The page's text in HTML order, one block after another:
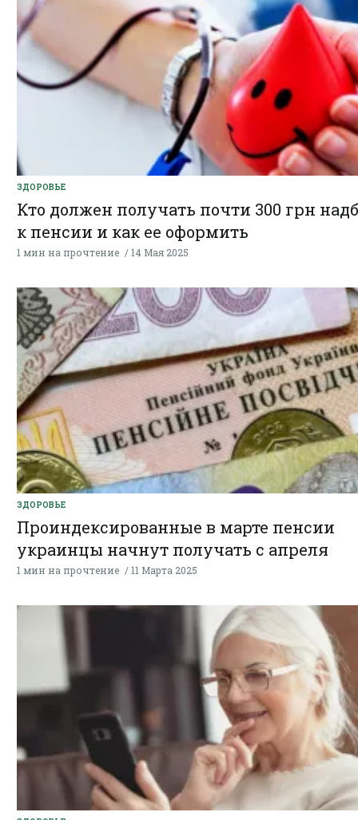
ЗДОРОВЬЕ
Кто должен получать почти 300 грн
к пенсии и как ее оформить
1 мин на прочтение 14 Мая 2025
ЗДОРОВЬЕ
Проиндексированные в марте пенсии
украинцы начнут получать с апреля
1 мин на прочтение 11 Марта 2025